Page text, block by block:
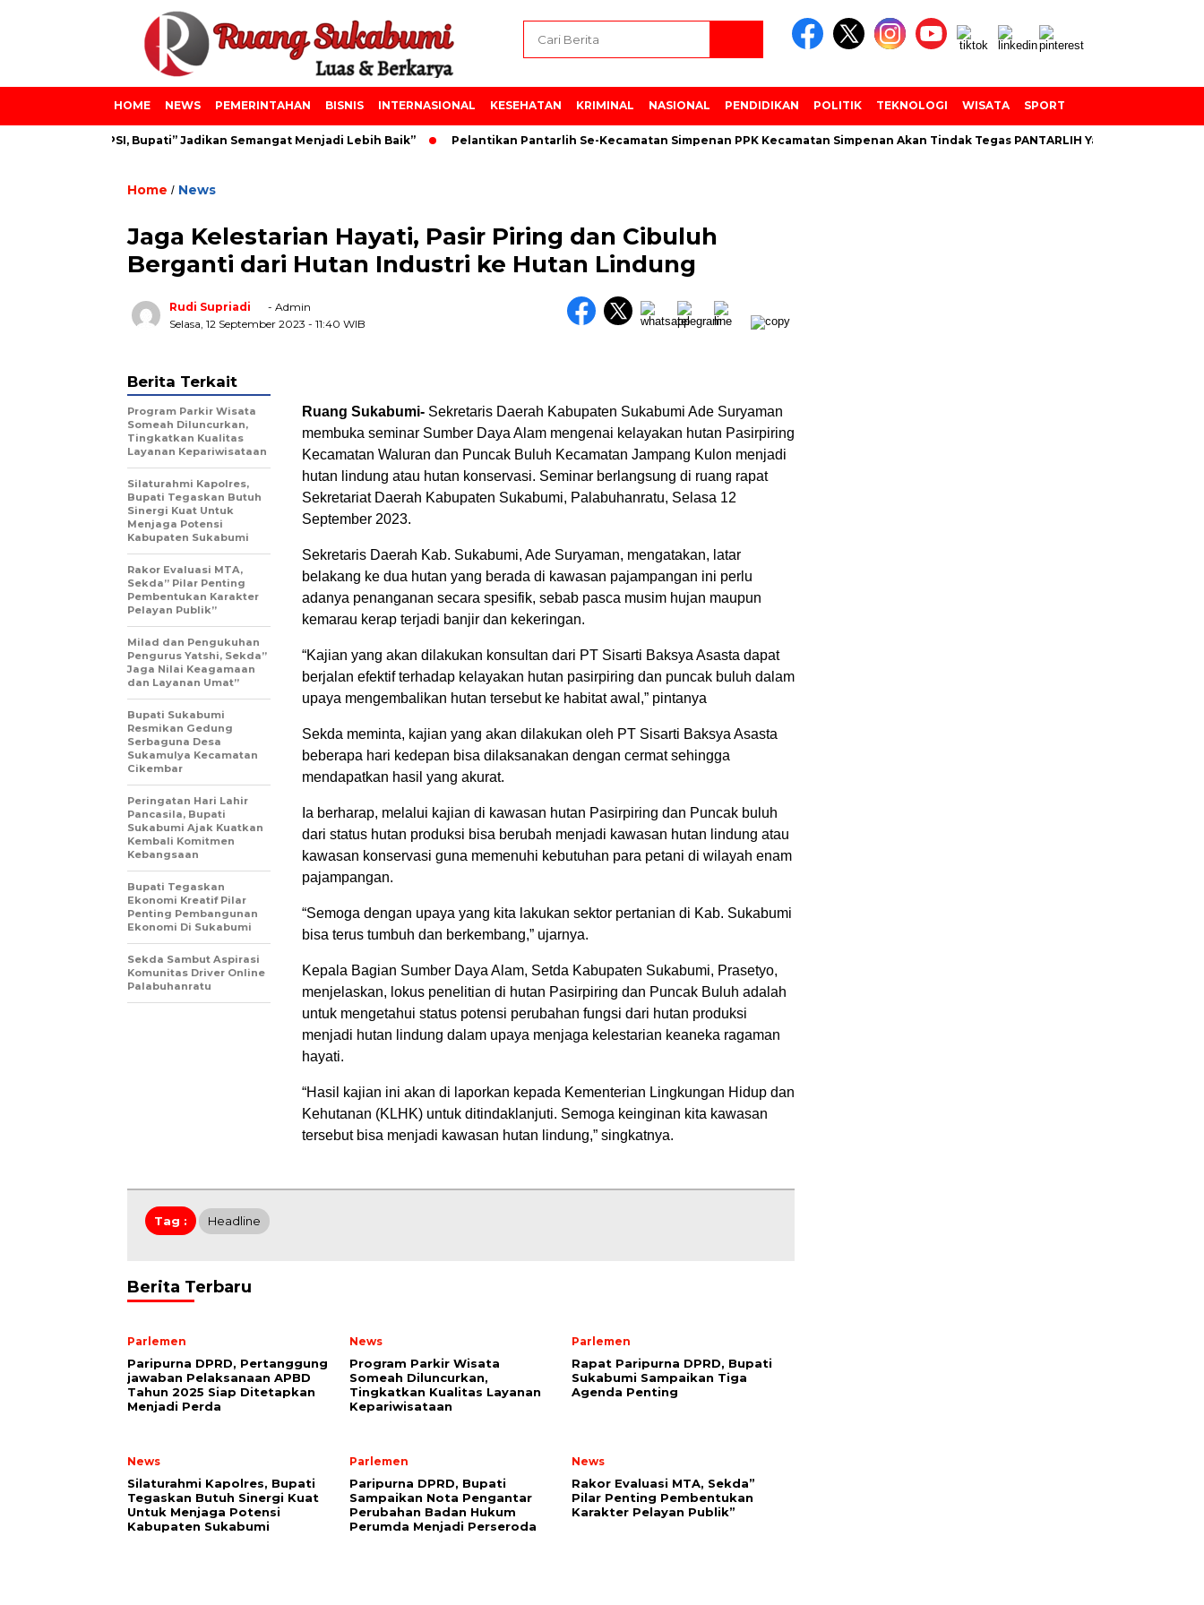
HOME NEWS PEMERINTAHAN BISNIS INTERNASIONAL KESEHATAN KRIMINAL NASIONAL PENDIDIKAN POLITIK TEKNOLOGI WISATA SPORT
dan Milad PSI, Bupati” Jadikan Semangat Menjadi Lebih Baik” Pelantikan Pantarlih Se-Kecamatan Simpenan PPK Kecamatan Simpenan Akan Tindak Tegas PANTARLIH Yang Tembak Data
Home / News
Jaga Kelestarian Hayati, Pasir Piring dan Cibuluh
Berganti dari Hutan Industri ke Hutan Lindung
Rudi Supriadi
- Admin
Selasa, 12 September 2023 - 11:40 WIB
Ruang Sukabumi- Sekretaris Daerah Kabupaten Sukabumi Ade Suryaman
membuka seminar Sumber Daya Alam mengenai kelayakan hutan Pasirpiring
Kecamatan Waluran dan Puncak Buluh Kecamatan Jampang Kulon menjadi
hutan lindung atau hutan konservasi. Seminar berlangsung di ruang rapat
Sekretariat Daerah Kabupaten Sukabumi, Palabuhanratu, Selasa 12
September 2023.
Sekretaris Daerah Kab. Sukabumi, Ade Suryaman, mengatakan, latar
belakang ke dua hutan yang berada di kawasan pajampangan ini perlu
adanya penanganan secara spesifik, sebab pasca musim hujan maupun
kemarau kerap terjadi banjir dan kekeringan.
“Kajian yang akan dilakukan konsultan dari PT Sisarti Baksya Asasta dapat
berjalan efektif terhadap kelayakan hutan pasirpiring dan puncak buluh dalam
upaya mengembalikan hutan tersebut ke habitat awal,” pintanya
Sekda meminta, kajian yang akan dilakukan oleh PT Sisarti Baksya Asasta
beberapa hari kedepan bisa dilaksanakan dengan cermat sehingga
mendapatkan hasil yang akurat.
Ia berharap, melalui kajian di kawasan hutan Pasirpiring dan Puncak buluh
dari status hutan produksi bisa berubah menjadi kawasan hutan lindung atau
kawasan konservasi guna memenuhi kebutuhan para petani di wilayah enam
pajampangan.
“Semoga dengan upaya yang kita lakukan sektor pertanian di Kab. Sukabumi
bisa terus tumbuh dan berkembang,” ujarnya.
Kepala Bagian Sumber Daya Alam, Setda Kabupaten Sukabumi, Prasetyo,
menjelaskan, lokus penelitian di hutan Pasirpiring dan Puncak Buluh adalah
untuk mengetahui status potensi perubahan fungsi dari hutan produksi
menjadi hutan lindung dalam upaya menjaga kelestarian keaneka ragaman
hayati.
“Hasil kajian ini akan di laporkan kepada Kementerian Lingkungan Hidup dan
Kehutanan (KLHK) untuk ditindaklanjuti. Semoga keinginan kita kawasan
tersebut bisa menjadi kawasan hutan lindung,” singkatnya.
Berita Terkait
Program Parkir Wisata
Someah Diluncurkan,
Tingkatkan Kualitas
Layanan Kepariwisataan
Silaturahmi Kapolres,
Bupati Tegaskan Butuh
Sinergi Kuat Untuk
Menjaga Potensi
Kabupaten Sukabumi
Rakor Evaluasi MTA,
Sekda” Pilar Penting
Pembentukan Karakter
Pelayan Publik”
Milad dan Pengukuhan
Pengurus Yatshi, Sekda”
Jaga Nilai Keagamaan
dan Layanan Umat”
Bupati Sukabumi
Resmikan Gedung
Serbaguna Desa
Sukamulya Kecamatan
Cikembar
Peringatan Hari Lahir
Pancasila, Bupati
Sukabumi Ajak Kuatkan
Kembali Komitmen
Kebangsaan
Bupati Tegaskan
Ekonomi Kreatif Pilar
Penting Pembangunan
Ekonomi Di Sukabumi
Sekda Sambut Aspirasi
Komunitas Driver Online
Palabuhanratu
Tag : Headline
Berita Terbaru
Parlemen
Paripurna DPRD, Pertanggung
jawaban Pelaksanaan APBD
Tahun 2025 Siap Ditetapkan
Menjadi Perda
News
Program Parkir Wisata
Someah Diluncurkan,
Tingkatkan Kualitas Layanan
Kepariwisataan
Parlemen
Rapat Paripurna DPRD, Bupati
Sukabumi Sampaikan Tiga
Agenda Penting
News
Silaturahmi Kapolres, Bupati
Tegaskan Butuh Sinergi Kuat
Untuk Menjaga Potensi
Kabupaten Sukabumi
Parlemen
Paripurna DPRD, Bupati
Sampaikan Nota Pengantar
Perubahan Badan Hukum
Perumda Menjadi Perseroda
News
Rakor Evaluasi MTA, Sekda”
Pilar Penting Pembentukan
Karakter Pelayan Publik”